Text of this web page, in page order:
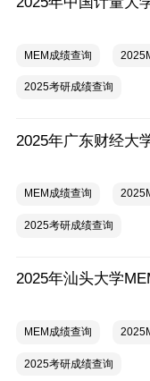
MEM成绩查询
2025考研成绩查询
MEM成绩查询
2025考研成绩查询
2025年汕头大学
MEM成绩查询
2025考研成绩查询